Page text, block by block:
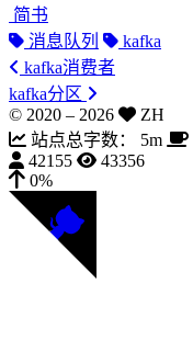
简书
消息队列
kafka
kafka消费者
kafka分区
© 2020 – 2026
ZH
站点总字数：
5m
42155
43356
0%